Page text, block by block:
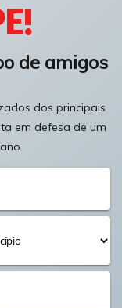
de amigos
dos principais
em defesa de um